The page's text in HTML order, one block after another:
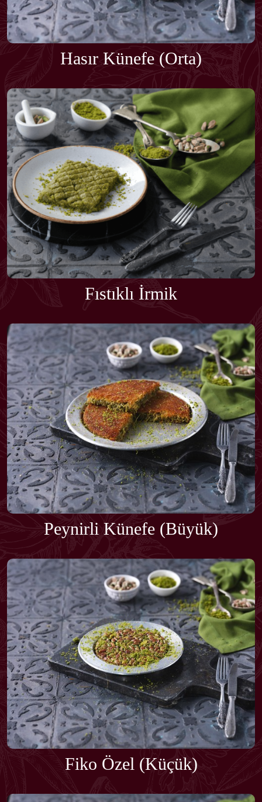
Hasır Künefe (Orta)
Fıstıklı İrmik
Peynirli Künefe (Büyük)
Fiko Özel (Küçük)